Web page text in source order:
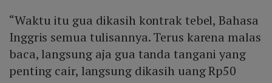
“Waktu itu gua dikasih kontrak tebel, Bahasa
Inggris semua tulisannya. Terus karena malas
baca, langsung aja gua tanda tangani yang
penting cair, langsung dikasih uang Rp50